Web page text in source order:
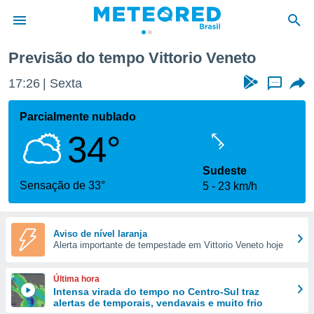
da
fornecidas
a este
das
e
forma
digital
Previsão do tempo Vittorio Veneto
17:26 Sexta ...
Parcialmente nublado
34°
Sensação de 33°
Sudeste
5
23 km/h
Aviso de nível laranja
Alerta importante de tempestade em Vittorio Veneto hoje
Última hora
Intensa virada do tempo no Centro-Sul traz
alertas de temporais, vendavais e muito frio